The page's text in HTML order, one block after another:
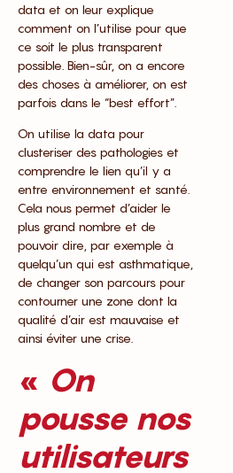
data et on leur explique
comment on l’utilise pour que
ce soit le plus transparent
possible. Bien-sûr, on a encore
des choses à améliorer, on est
parfois dans le “best effort”.
On utilise la data pour
clusteriser des pathologies et
comprendre le lien qu’il y a
entre environnement et santé.
Cela nous permet d’aider le
plus grand nombre et de
pouvoir dire, par exemple à
quelqu’un qui est asthmatique,
de changer son parcours pour
contourner une zone dont la
qualité d’air est mauvaise et
ainsi éviter une crise.
« On
pousse nos
utilisateurs